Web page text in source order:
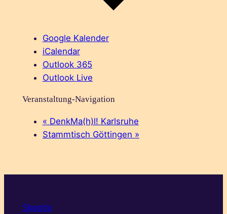
Google Kalender
iCalendar
Outlook 365
Outlook Live
Veranstaltung-Navigation
« DenkMa(h)l! Karlsruhe
Stammtisch Göttingen »
Skeptix